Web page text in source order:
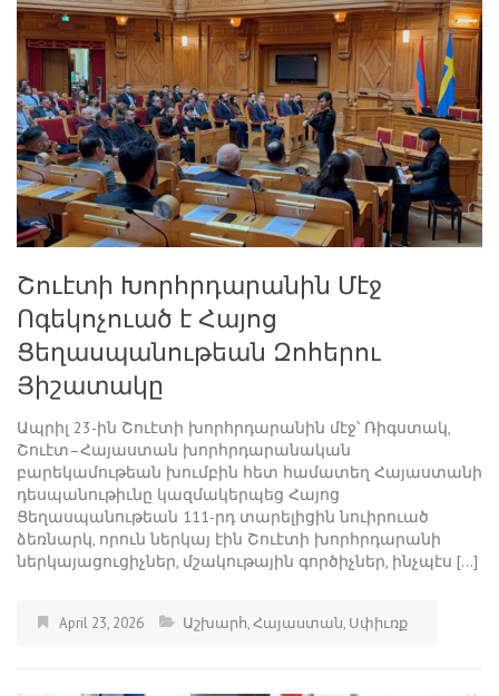
Շուէտի Խորհրդարանին Մէջ
Ոգեկոչուած է Հայոց
Ցեղասպանութեան Զոհերու
Յիշատակը
Ապրիլ 23-ին Շուէտի խորհրդարանին մէջ՝ Ռիգստակ,
Շուէտ–Հայաստան խորհրդարանական
բարեկամութեան խումբին հետ համատեղ Հայաստանի
դեսպանութիւնը կազմակերպեց Հայոց
Ցեղասպանութեան 111-րդ տարելիցին նուիրուած
ձեռնարկ, որուն ներկայ էին Շուէտի խորհրդարանի
ներկայացուցիչներ, մշակութային գործիչներ, ինչպէս […]
April 23, 2026 Աշխարհ,Հայաստան, Սփիւռք